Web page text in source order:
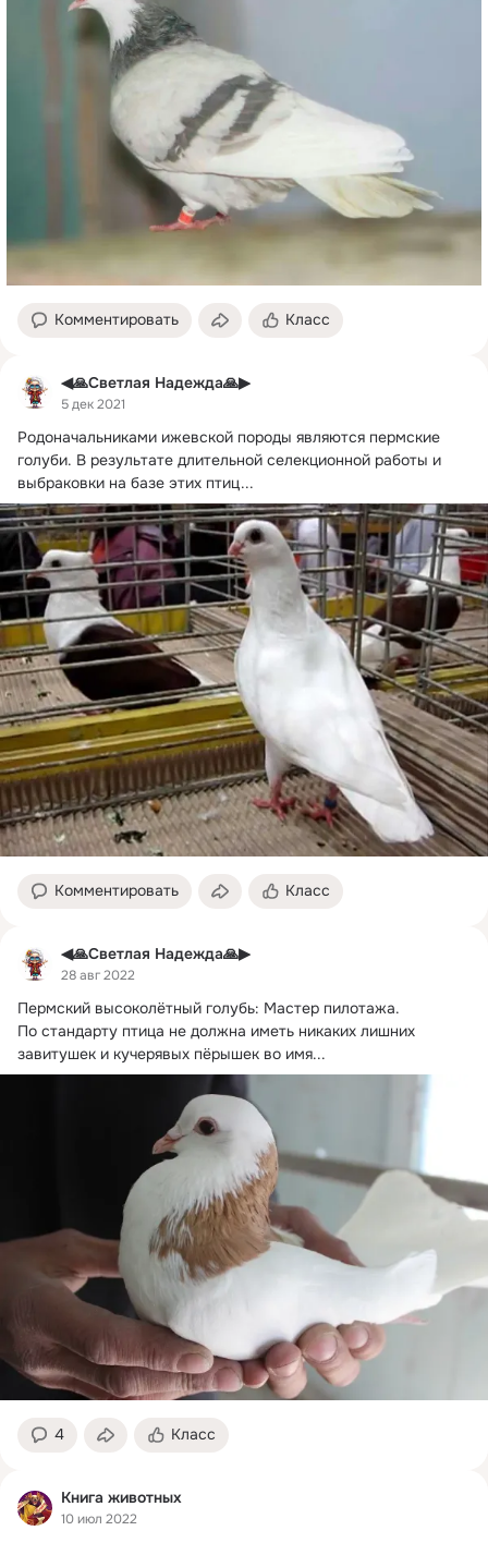
Комментировать Класс
◀🙏Светлая Надежда🙏▶
5 дек 2021
Родоначальниками ижевской породы являются пермские
голуби. В результате длительной селекционной работы и
выбраковки на базе этих птиц...
Комментировать Класс
◀🙏Светлая Надежда🙏▶
28 авг 2022
Пермский высоколётный голубь: Мастер пилотажа.
По стандарту птица не должна иметь никаких лишних
завитушек и кучерявых пёрышек во имя...
4 Класс
Книга животных
10 июл 2022